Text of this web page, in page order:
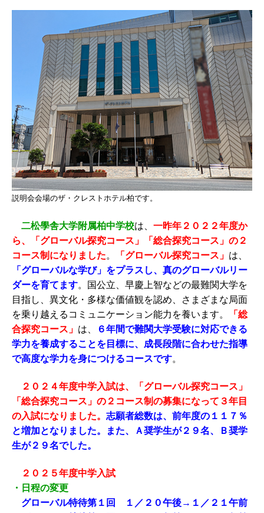
説明会会場のザ・クレストホテル柏です。
二松學舎大学附属柏中学校は、 一昨年２０２２年度か
ら、「グローバル探究コース」「総合探究コース」の２
コース制になりました。 「グローバル探究コース」 は、
「グローバルな学び」をプラスし、真のグローバルリー
ダーを育てます。国公立、早慶上智などの最難関大学を
目指し、異文化・多様な価値観を認め、さまざまな局面
を乗り越えるコミュニケーション能力を養います。
「総
合探究コース」 は、
６年間で難関大学受験に対応できる
学力を養成することを目標に、成長段階に合わせた指導
で高度な学力を身につけるコースです。
２０２４年度中学入試は、「グローバル探究コース」
「総合探究コース」の２コース制の募集になって３年目
の入試になりました。 志願者総数は、前年度の１１７％
と増加となりました。また、Ａ奨学生が２９名、Ｂ奨学
生が２９名でした。
２０２５年度中学入試
・日程の変更
グローバル特待第１回 １／２０午後→１／２１午前